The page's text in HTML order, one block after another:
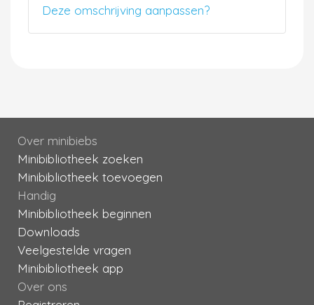
Deze omschrijving aanpassen?
Over minibiebs
Minibibliotheek zoeken
Minibibliotheek toevoegen
Handig
Minibibliotheek beginnen
Downloads
Veelgestelde vragen
Minibibliotheek app
Over ons